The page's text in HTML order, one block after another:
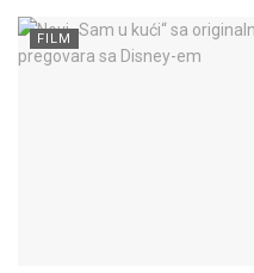
FILM